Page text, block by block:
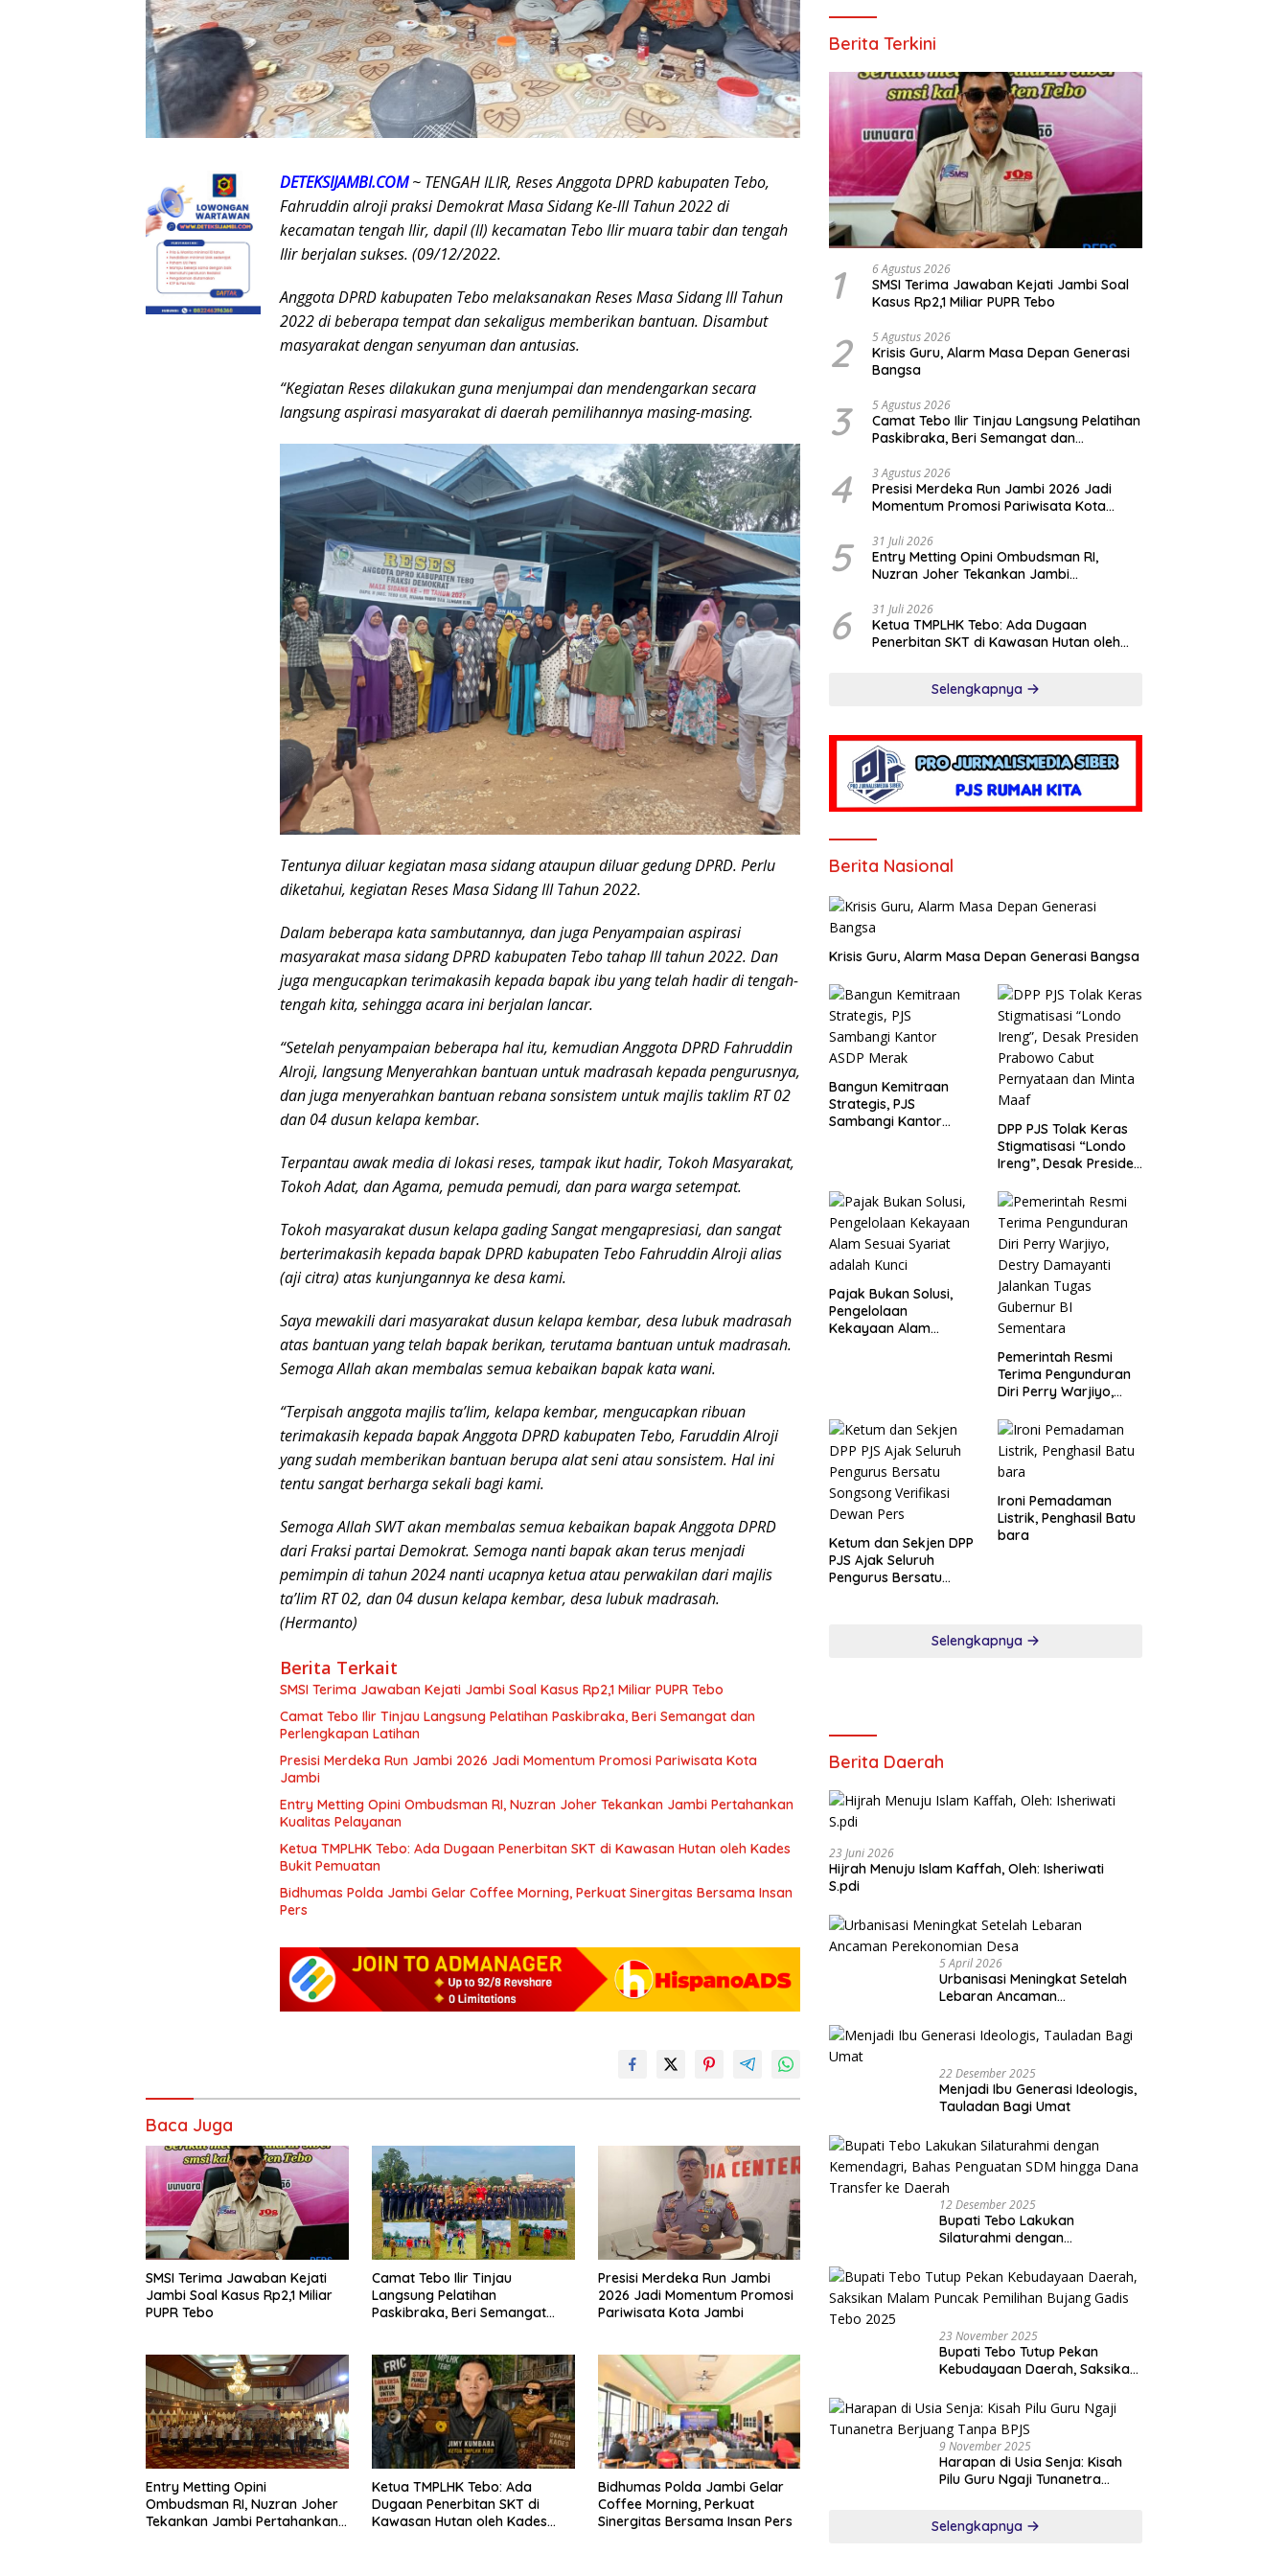
DETEKSIJAMBI.COM~ TENGAH ILIR, Reses Anggota DPRD kabupaten Tebo,
Fahruddin alroji praksi Demokrat Masa Sidang Ke-lll Tahun 2022 di
kecamatan tengah Ilir, dapil (ll) kecamatan Tebo Ilir muara tabir dan tengah
Ilir berjalan sukses. (09/12/2022.
Anggota DPRD kabupaten Tebo melaksanakan Reses Masa Sidang III Tahun
2022 di beberapa tempat dan sekaligus memberikan bantuan. Disambut
masyarakat dengan senyuman dan antusias.
“Kegiatan Reses dilakukan guna menjumpai dan mendengarkan secara
langsung aspirasi masyarakat di daerah pemilihannya masing-masing.
Tentunya diluar kegiatan masa sidang ataupun diluar gedung DPRD. Perlu
diketahui, kegiatan Reses Masa Sidang III Tahun 2022.
Dalam beberapa kata sambutannya, dan juga Penyampaian aspirasi
masyarakat masa sidang DPRD kabupaten Tebo tahap lll tahun 2022. Dan
juga mengucapkan terimakasih kepada bapak ibu yang telah hadir di tengah-
tengah kita, sehingga acara ini berjalan lancar.
“Setelah penyampaian beberapa hal itu, kemudian Anggota DPRD Fahruddin
Alroji, langsung Menyerahkan bantuan untuk madrasah kepada pengurusnya,
dan juga menyerahkan bantuan rebana sonsistem untuk majlis taklim RT 02
dan 04 dusun kelapa kembar.
Terpantau awak media di lokasi reses, tampak ikut hadir, Tokoh Masyarakat,
Tokoh Adat, dan Agama, pemuda pemudi, dan para warga setempat.
Tokoh masyarakat dusun kelapa gading Sangat mengapresiasi, dan sangat
berterimakasih kepada bapak DPRD kabupaten Tebo Fahruddin Alroji alias
(aji citra) atas kunjungannya ke desa kami.
Saya mewakili dari masyarakat dusun kelapa kembar, desa lubuk madrasah
atas bantuan yang telah bapak berikan, terutama bantuan untuk madrasah.
Semoga Allah akan membalas semua kebaikan bapak kata wani.
“Terpisah anggota majlis ta’lim, kelapa kembar, mengucapkan ribuan
terimakasih kepada bapak Anggota DPRD kabupaten Tebo, Faruddin Alroji
yang sudah memberikan bantuan berupa alat seni atau sonsistem. Hal ini
tentu sangat berharga sekali bagi kami.
Semoga Allah SWT akan membalas semua kebaikan bapak Anggota DPRD
dari Fraksi partai Demokrat. Semoga nanti bapak akan terus menjadi
pemimpin di tahun 2024 nanti ucapnya ketua atau perwakilan dari majlis
ta’lim RT 02, dan 04 dusun kelapa kembar, desa lubuk madrasah.
(Hermanto)
Berita Terkait
SMSI Terima Jawaban Kejati Jambi Soal Kasus Rp2,1 Miliar PUPR Tebo
Camat Tebo Ilir Tinjau Langsung Pelatihan Paskibraka, Beri Semangat dan
Perlengkapan Latihan
Presisi Merdeka Run Jambi 2026 Jadi Momentum Promosi Pariwisata Kota
Jambi
Entry Metting Opini Ombudsman RI, Nuzran Joher Tekankan Jambi Pertahankan
Kualitas Pelayanan
Ketua TMPLHK Tebo: Ada Dugaan Penerbitan SKT di Kawasan Hutan oleh Kades
Bukit Pemuatan
Bidhumas Polda Jambi Gelar Coffee Morning, Perkuat Sinergitas Bersama Insan
Pers
Baca Juga
SMSI Terima Jawaban Kejati
Jambi Soal Kasus Rp2,1 Miliar
PUPR Tebo
Camat Tebo Ilir Tinjau
Langsung Pelatihan
Paskibraka, Beri Semangat
Presisi Merdeka Run Jambi
2026 Jadi Momentum Promosi
Pariwisata Kota Jambi
Entry Metting Opini
Ombudsman RI, Nuzran Joher
Tekankan Jambi Pertahankan
Ketua TMPLHK Tebo: Ada
Dugaan Penerbitan SKT di
Kawasan Hutan oleh Kades
Bidhumas Polda Jambi Gelar
Coffee Morning, Perkuat
Sinergitas Bersama Insan Pers
Berita Terkini
1 6 Agustus 2026
SMSI Terima Jawaban Kejati Jambi Soal
Kasus Rp2,1 Miliar PUPR Tebo
2 5 Agustus 2026
Krisis Guru, Alarm Masa Depan Generasi
Bangsa
3 5 Agustus 2026
Camat Tebo Ilir Tinjau Langsung Pelatihan
Paskibraka, Beri Semangat dan
4 3 Agustus 2026
Presisi Merdeka Run Jambi 2026 Jadi
Momentum Promosi Pariwisata Kota
5 31 Juli 2026
Entry Metting Opini Ombudsman RI,
Nuzran Joher Tekankan Jambi
6 31 Juli 2026
Ketua TMPLHK Tebo: Ada Dugaan
Penerbitan SKT di Kawasan Hutan oleh
Selengkapnya
Berita Nasional
Krisis Guru, Alarm Masa Depan Generasi Bangsa
Bangun Kemitraan
Strategis, PJS
Sambangi Kantor
DPP PJS Tolak Keras
Stigmatisasi “Londo
Ireng”, Desak Presiden
Pernyataan dan Minta
Maaf
Pajak Bukan Solusi,
Pengelolaan
Kekayaan Alam
Pemerintah Resmi
Terima Pengunduran
Diri Perry Warjiyo,
Jalankan Tugas
Gubernur BI
Sementara
Ketum dan Sekjen DPP
PJS Ajak Seluruh
Pengurus Bersatu
Ironi Pemadaman
Listrik, Penghasil Batu
bara
Selengkapnya
Berita Daerah
23 Juni 2026
Hijrah Menuju Islam Kaffah, Oleh: Isheriwati
S.pdi
5 April 2026
Urbanisasi Meningkat Setelah
Lebaran Ancaman
22 Desember 2025
Menjadi Ibu Generasi Ideologis,
Tauladan Bagi Umat
12 Desember 2025
Bupati Tebo Lakukan
Silaturahmi dengan
SDM hingga Dana Transfer ke
Daerah
23 November 2025
Bupati Tebo Tutup Pekan
Kebudayaan Daerah, Saksikan
Bujang Gadis Tebo 2025
9 November 2025
Harapan di Usia Senja: Kisah
Pilu Guru Ngaji Tunanetra
Selengkapnya